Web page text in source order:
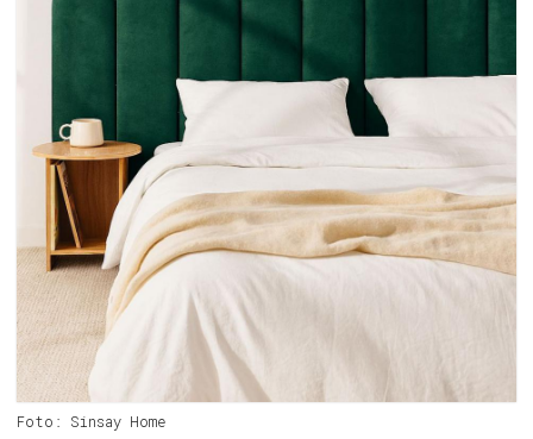
Foto: Sinsay Home